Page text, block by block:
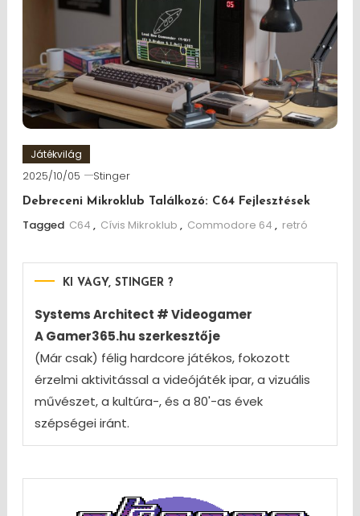
Játékvilág
2025/10/05 Stinger
Debreceni Mikroklub Találkozó: C64 Fejlesztések
Tagged C64 , Cívis Mikroklub , Commodore 64 , retró
KI VAGY, STINGER ?
Systems Architect # Videogamer
A Gamer365.hu szerkesztője
(Már csak) félig hardcore játékos, fokozott
érzelmi aktivitással a videójáték ipar, a vizuális
művészet, a kultúra-, és a 80'-as évek
szépségei iránt.